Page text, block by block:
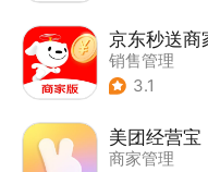
京东秒送商
销售管理
3.1
美团经营宝
商家管理